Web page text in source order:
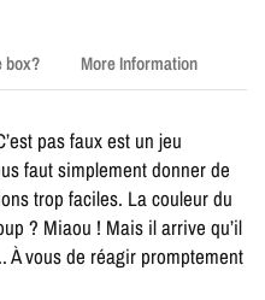
box? More Information
pas faux est un jeu
faut simplement donner de
trop faciles. La couleur du
? Miaou ! Mais il arrive qu’il
À vous de réagir promptement